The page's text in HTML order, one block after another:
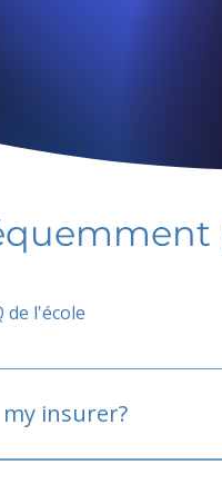
de l'école
insurer?